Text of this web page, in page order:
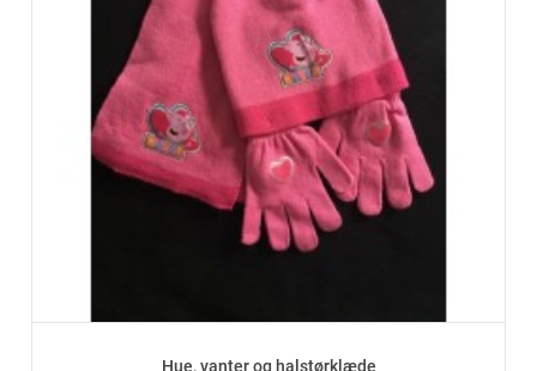
Hue, vanter og halstørklæde